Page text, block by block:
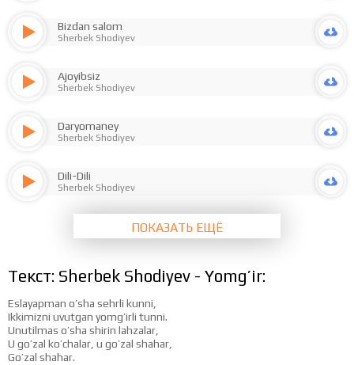
Bizdan salom
Sherbek Shodiyev
Ajoyibsiz
Sherbek Shodiyev
Daryomaney
Sherbek Shodiyev
Dili-Dili
Sherbek Shodiyev
ПОКАЗАТЬ ЕЩЁ
Текст: Sherbek Shodiyev - Yomg’ir:
Eslayapman o’sha sehrli kunni,
Ikkimizni uvutgan yomg’irli tunni.
Unutilmas o’sha shirin lahzalar,
U go’zal ko’chalar, u go’zal shahar,
Go’zal shahar.